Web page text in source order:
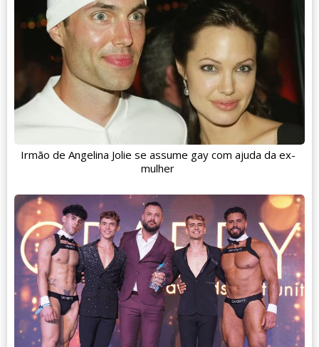
Irmão de Angelina Jolie se assume gay com ajuda da ex-
mulher